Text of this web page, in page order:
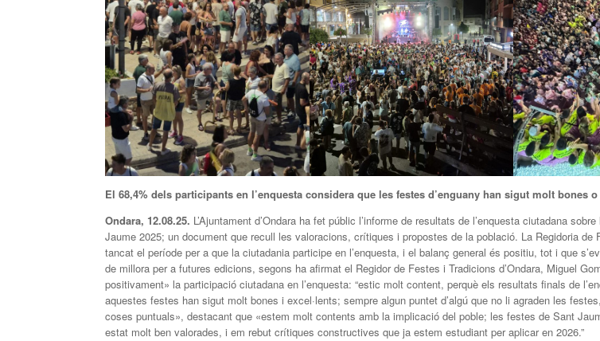
El 68,4% dels participants en l’enquesta considera que les festes d’enguany han sigut molt bones o
Ondara, 12.08.25. L’Ajuntament d’Ondara ha fet públic l’informe de resultats de l’enquesta ciutadana
Jaume 2025; un document que recull les valoracions, crítiques i propostes de la població. La Regidoria de
tancat el període per a que la ciutadania participe en l’enquesta, i el balanç general és positiu, tot i que
de millora per a futures edicions, segons ha afirmat el Regidor de Festes i Tradicions d’Ondara, Miguel
positivament» la participació ciutadana en l’enquesta: “estic molt content, perquè els resultats finals de
aquestes festes han sigut molt bones i excel·lents; sempre algun puntet d’algú que no li agraden les
coses puntuals», destacant que «estem molt contents amb la implicació del poble; les festes de Sant
estat molt ben valorades, i em rebut crítiques constructives que ja estem estudiant per aplicar en 2026.”